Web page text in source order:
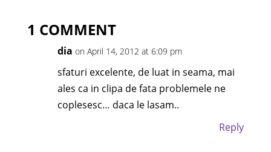
1 COMMENT
dia on April 14, 2012 at 6:09 pm
sfaturi excelente, de luat in seama, mai
ales ca in clipa de fata problemele ne
coplesesc… daca le lasam..
Reply